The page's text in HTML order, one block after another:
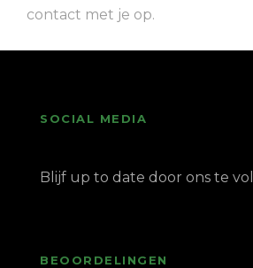
contact met je op.
SOCIAL MEDIA
Blijf up to date door ons te
BEOORDELINGEN